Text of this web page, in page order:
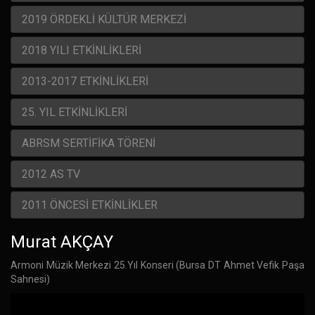
2019 ÖRDEKLİ KÜLTÜR MERKEZİ
2018 YILI ETKİNLİKLERİ
2013-2017 ETKİNLİKLERİ
25. YIL ETKİNLİKLERİ
ABRSM SERTİFİKA TÖRENİ
2012 AS TV
2011 ÖNCESİ ETKİNLİKLER
Murat AKÇAY
Armoni Müzik Merkezi 25.Yıl Konseri (Bursa DT Ahmet Vefik Paşa
Sahnesi)